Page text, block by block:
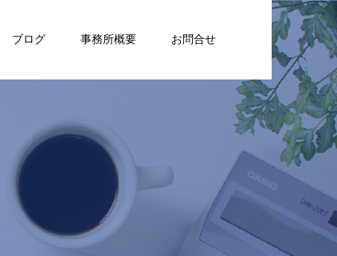
ブログ 事務所概要 お問合せ